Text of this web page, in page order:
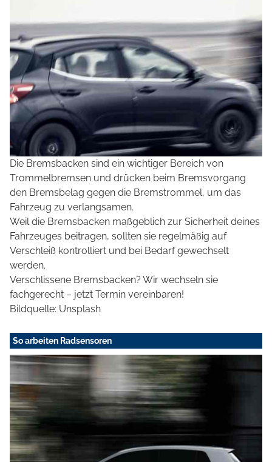
Die Bremsbacken sind ein wichtiger Bereich von
Trommelbremsen und drücken beim Bremsvorgang
den Bremsbelag gegen die Bremstrommel, um das
Fahrzeug zu verlangsamen.
Weil die Bremsbacken maßgeblich zur Sicherheit deines
Fahrzeuges beitragen, sollten sie regelmäßig auf
Verschleiß kontrolliert und bei Bedarf gewechselt
werden.
Verschlissene Bremsbacken? Wir wechseln sie
fachgerecht – jetzt Termin vereinbaren!
Bildquelle: Unsplash
So arbeiten Radsensoren